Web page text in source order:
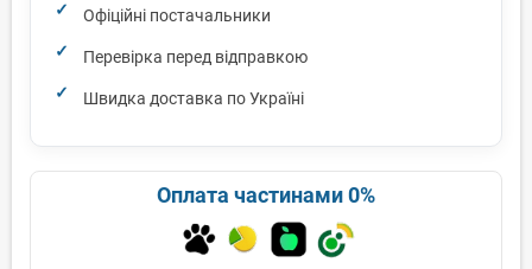
Офіційні постачальники
Перевірка перед відправкою
Швидка доставка по Україні
Оплата частинами 0%